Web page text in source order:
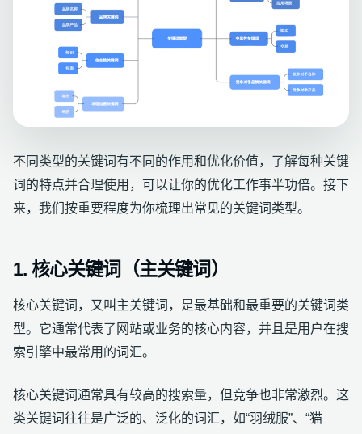
不同类型的关键词有不同的作用和优化价值，了解每种关键
词的特点并合理使用，可以让你的优化工作事半功倍。接下
来，我们按重要程度为你梳理出常见的关键词类型。
1. 核心关键词（主关键词）
核心关键词，又叫主关键词，是最基础和最重要的关键词类
型。它通常代表了网站或业务的核心内容，并且是用户在搜
索引擎中最常用的词汇。
核心关键词通常具有较高的搜索量，但竞争也非常激烈。这
类关键词往往是广泛的、泛化的词汇，如“羽绒服”、“猫